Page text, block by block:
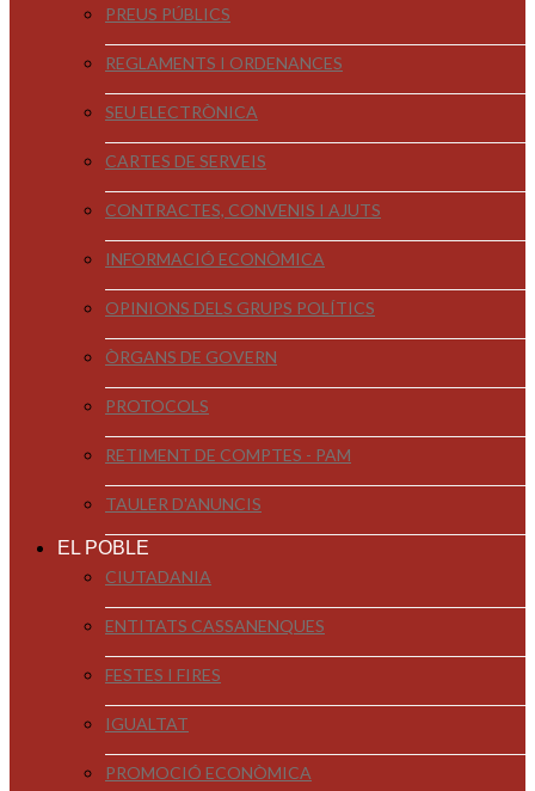
PREUS PÚBLICS
REGLAMENTS I ORDENANCES
SEU ELECTRÒNICA
CARTES DE SERVEIS
CONTRACTES, CONVENIS I AJUTS
INFORMACIÓ ECONÒMICA
OPINIONS DELS GRUPS POLÍTICS
ÒRGANS DE GOVERN
PROTOCOLS
RETIMENT DE COMPTES - PAM
TAULER D'ANUNCIS
EL POBLE
CIUTADANIA
ENTITATS CASSANENQUES
FESTES I FIRES
IGUALTAT
PROMOCIÓ ECONÒMICA